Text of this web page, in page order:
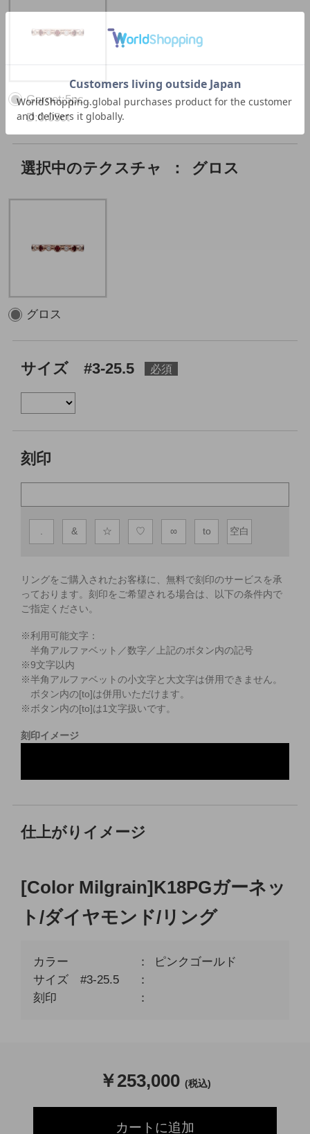
Garnet:5pc ,
D:0.05ct
選択中のテクスチャ ： グロス
グロス
サイズ #3-25.5
刻印
& ☆ ♡ ∞ to 空白
リングをご購入されたお客様に、無料で刻印のサービスを承
っております。 刻印をご希望される場合は、以下の条件内で
ご指定ください。
※利用可能文字：
半角アルファベット／数字／上記のボタン内の記号
※9文字以内
※半角アルファベットの小文字と大文字は併用できません。
ボタン内の[to]は併用いただけます。
※ボタン内の[to]は1文字扱いです。
刻印イメージ
仕上がりイメージ
[Color Milgrain]K18PGガーネッ
ト/ダイヤモンド/リング
カラー
ピンクゴールド
サイズ #3-25.5
刻印
￥253,000 (税込)